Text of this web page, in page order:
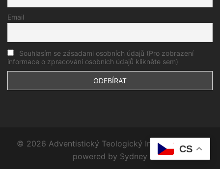
Email
Souhlasím se zásadami osobních údajů (Pro zobrazení
informace o zpracování osobních údajů klikněte sem)
© 2026 Adventistický Teologický Institut. Proudly
powered by Sydney
CS